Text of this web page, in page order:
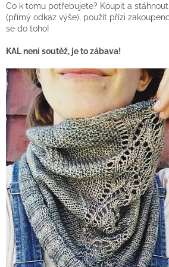
Co k tomu potřebujete? Koupit a
(přímý odkaz výše), použít přízi
se do toho!
KAL není soutěž, je to zábava!